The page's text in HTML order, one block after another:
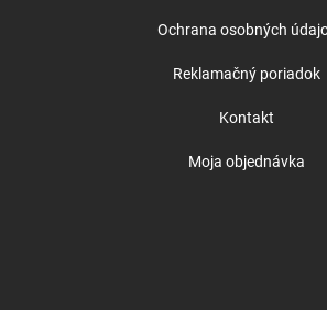
Ochrana osobných
Reklamačný poriadok
Kontakt
Moja objednávka